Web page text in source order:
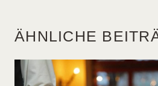
ÄHNLICHE